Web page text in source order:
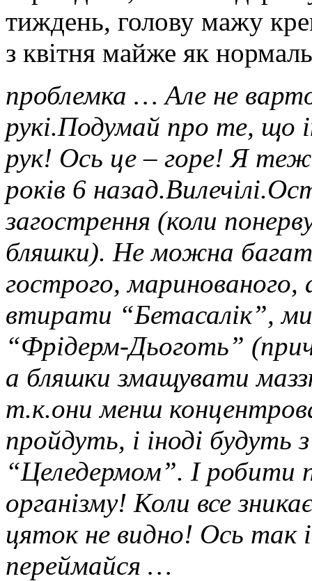
тиждень, голову мажу
з квітня майже як
проблемка … Але не
рукі.Подумай про те, що
рук! Ось це – горе! Я теж
років 6
загострення (коли
бляшки). Не можна
гострого, маринованого,
втирати “Бетасалік”,
“Фрідерм-Дьоготь”
а бляшки змащувати
т.к.они менш
пройдуть, і іноді будуть
“Целедермом”. І робити
організму! Коли все
цяток не видно! Ось так
переймайся …